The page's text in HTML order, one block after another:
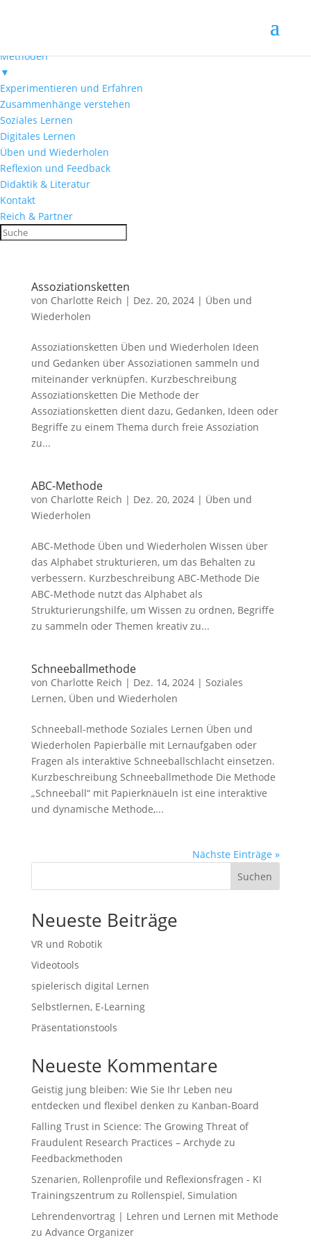
Methoden
▼
Experimentieren und Erfahren
Zusammenhänge verstehen
Soziales Lernen
Digitales Lernen
Üben und Wiederholen
Reflexion und Feedback
Didaktik & Literatur
Kontakt
Reich & Partner
Assoziationsketten
von Charlotte Reich | Dez. 20, 2024| Üben und
Wiederholen
Assoziationsketten Üben und Wiederholen Ideen
und Gedanken über Assoziationen sammeln und
miteinander verknüpfen. Kurzbeschreibung
Assoziationsketten Die Methode der
Assoziationsketten dient dazu, Gedanken, Ideen oder
Begriffe zu einem Thema durch freie Assoziation
zu...
ABC-Methode
von Charlotte Reich | Dez. 20, 2024| Üben und
Wiederholen
ABC-Methode Üben und Wiederholen Wissen über
das Alphabet strukturieren, um das Behalten zu
verbessern. Kurzbeschreibung ABC-Methode Die
ABC-Methode nutzt das Alphabet als
Strukturierungshilfe, um Wissen zu ordnen, Begriffe
zu sammeln oder Themen kreativ zu...
Schneeballmethode
von Charlotte Reich | Dez. 14, 2024| Soziales
Lernen, Üben und Wiederholen
Schneeball-methode Soziales Lernen Üben und
Wiederholen Papierbälle mit Lernaufgaben oder
Fragen als interaktive Schneeballschlacht einsetzen.
Kurzbeschreibung Schneeballmethode Die Methode
„Schneeball“ mit Papierknäueln ist eine interaktive
und dynamische Methode,...
Nächste Einträge »
Suchen
Neueste Beiträge
VR und Robotik
Videotools
spielerisch digital Lernen
Selbstlernen, E-Learning
Präsentationstools
Neueste Kommentare
Geistig jung bleiben: Wie Sie Ihr Leben neu
entdecken und flexibel denken zu Kanban-Board
Falling Trust in Science: The Growing Threat of
Fraudulent Research Practices – Archyde zu
Feedbackmethoden
Szenarien, Rollenprofile und Reflexionsfragen - KI
Trainingszentrum zu Rollenspiel, Simulation
Lehrendenvortrag | Lehren und Lernen mit Methode
zu Advance Organizer